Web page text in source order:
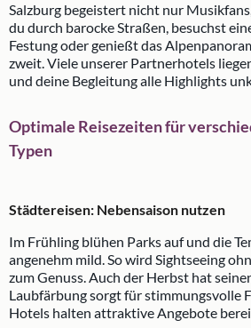
Salzburg begeistert nicht nur
du durch barocke Straßen, besuchst
Festung oder genießt das
zweit. Viele unserer Partnerhotels
und deine Begleitung alle Highlights
Optimale Reisezeiten für
Typen
Städtereisen: Nebensaison nutzen
Im Frühling blühen Parks auf und die
angenehm mild. So wird Sightseeing
zum Genuss. Auch der Herbst hat
Laubfärbung sorgt für stimmungsvolle
Hotels halten attraktive Angebote